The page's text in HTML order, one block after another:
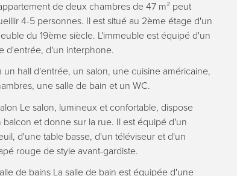
de deux chambres de 47 m² peut
4-5 personnes. Il est situé au 2ème étage d'un
du 19ème siècle. L'immeuble est équipé d'un
d'entrée, d'un interphone.
un hall d'entrée, un salon, une cuisine américaine,
une salle de bain et un WC.
Le salon, lumineux et confortable, dispose
balcon et donne sur la rue. Il est équipé d'un
d'une table basse, d'un téléviseur et d'un
rouge de style avant-gardiste.
de bains La salle de bain est équipée d'une